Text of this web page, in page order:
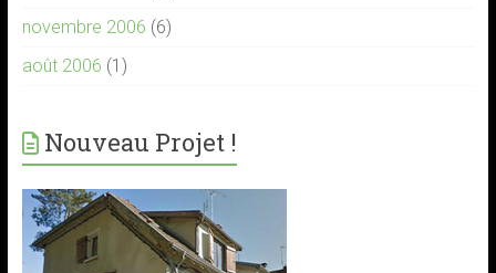
novembre 2006 (6)
août 2006 (1)
Nouveau Projet !